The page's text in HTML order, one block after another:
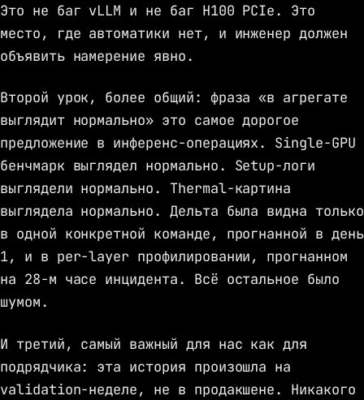
Это не баг vLLM и не баг H100 PCIe. Это
место, где автоматики нет, и инженер должен
объявить намерение явно.
Второй урок, более общий: фраза «в агрегате
выглядит нормально» это самое дорогое
предложение в инференс-операциях. Single-GPU
бенчмарк выглядел нормально. Setup-логи
выглядели нормально. Thermal-картина
выглядела нормально. Дельта была видна только
в одной конкретной команде, прогнанной в день
1, и в per-layer профилировании, прогнанном
на 28-м часе инцидента. Всё остальное было
шумом.
И третий, самый важный для нас как для
подрядчика: эта история произошла на
validation-неделе, не в продакшене. Никакого